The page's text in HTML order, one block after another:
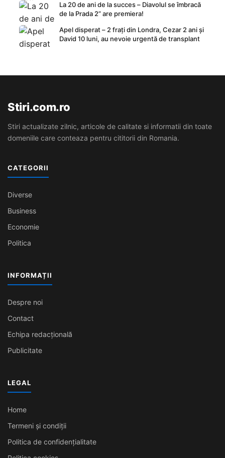
La 20 de ani de la succes – Diavolul se îmbracă
de la Prada 2” are premiera!
Apel disperat – 2 frați din Londra, Cezar 2 ani și
David 10 luni, au nevoie urgentă de transplant
Stiri.com.ro
Stiri actualizate zilnic, articole de calitate si informatii din toate
domeniile care conteaza pentru cititorii din Romania.
CATEGORII
Diverse
Business
Economie
Politica
INFORMAȚII
Despre noi
Contact
Echipa redacțională
Publicitate
LEGAL
Home
Termeni și condiții
Politica de confidențialitate